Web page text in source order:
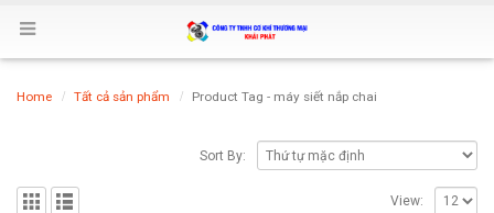
Home Tất cả sản phẩm Product Tag - máy siết nắp chai
Sort By:
View: